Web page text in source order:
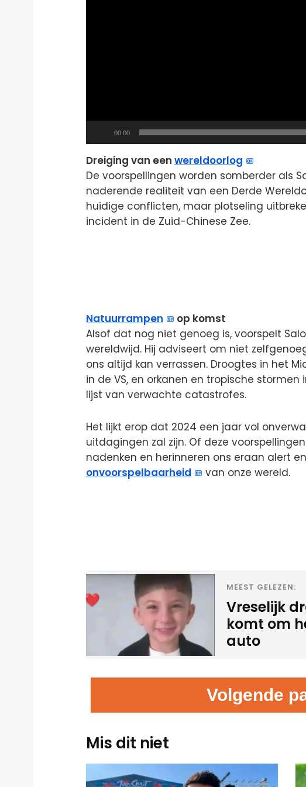
Current
00:00
Dreiging van een wereldoorlog
De voorspellingen worden somberder als
naderende realiteit van een Derde
huidige conflicten, maar plotseling
incident in de Zuid-Chinese Zee.
Natuurrampen
op komst
Alsof dat nog niet genoeg is, voorspelt
wereldwijd. Hij adviseert om niet
ons altijd kan verrassen. Droogtes in het
in de VS, en orkanen en tropische
lijst van verwachte catastrofes.
Het lijkt erop dat 2024 een jaar vol
uitdagingen zal zijn. Of deze
nadenken en herinneren ons eraan alert
onvoorspelbaarheid
van onze wereld.
MEEST GELEZEN:
Vreselijk
komt om
auto
Volgende
Mis dit niet